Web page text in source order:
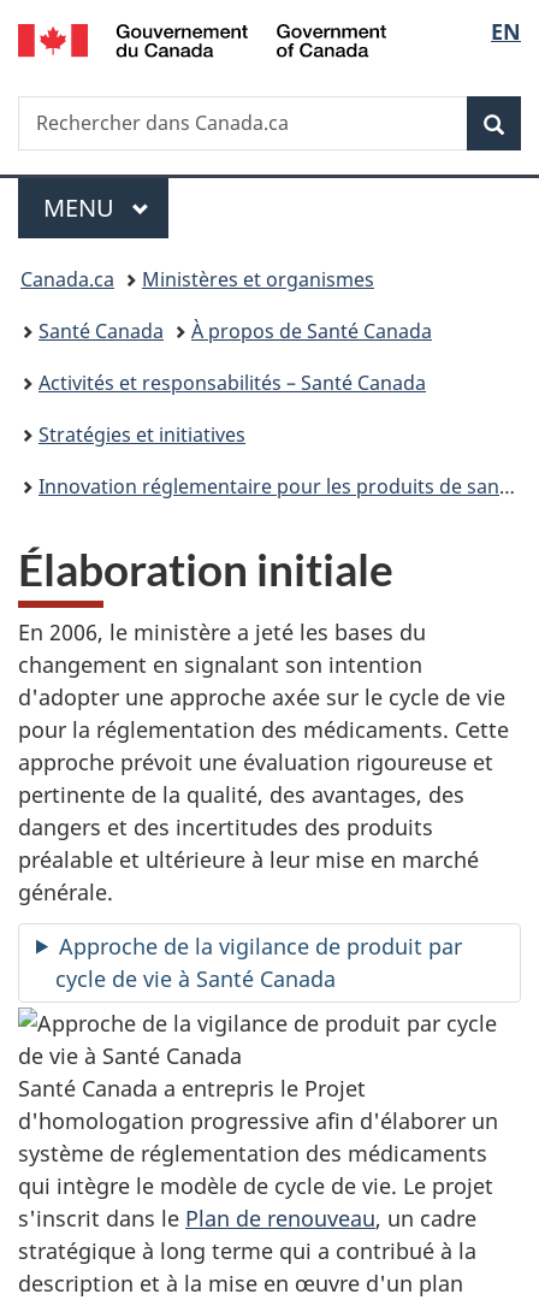
Passer
au
principal
Passer
à
Au
du
Passer
à
version
simplifiée
de
la
EN
Recherche
Rechercher
dans
Menu
MENU PRINCIPAL
Vous
êtes
ici :
Canada.ca
Ministères et organismes
Santé Canada
À propos de Santé Canada
Activités et responsabilités – Santé Canada
Stratégies et initiatives
Innovation réglementaire pour les produits de santé : Aperçu
Élaboration initiale
En 2006, le ministère a jeté les bases du
changement en signalant son intention
d'adopter une approche axée sur le cycle de vie
pour la réglementation des médicaments. Cette
approche prévoit une évaluation rigoureuse et
pertinente de la qualité, des avantages, des
dangers et des incertitudes des produits
préalable et ultérieure à leur mise en marché
générale.
Approche de la vigilance de produit par
cycle de vie à Santé Canada
Santé Canada a entrepris le Projet
d'homologation progressive afin d'élaborer un
système de réglementation des médicaments
qui intègre le modèle de cycle de vie. Le projet
s'inscrit dans le Plan de renouveau, un cadre
stratégique à long terme qui a contribué à la
description et à la mise en œuvre d'un plan